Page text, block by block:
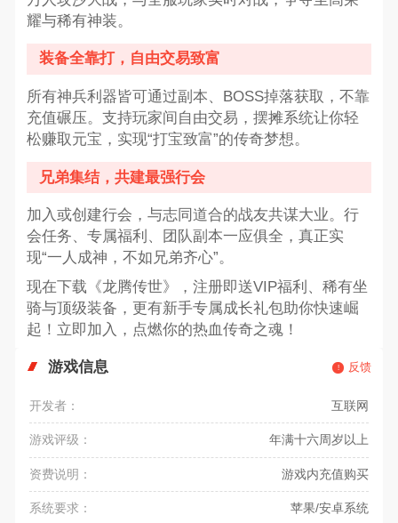
耀与稀有神装。
装备全靠打，自由交易致富
所有神兵利器皆可通过副本、BOSS掉落获取，不靠
充值碾压。支持玩家间自由交易，摆摊系统让你轻
松赚取元宝，实现“打宝致富”的传奇梦想。
兄弟集结，共建最强行会
加入或创建行会，与志同道合的战友共谋大业。行
会任务、专属福利、团队副本一应俱全，真正实
现“一人成神，不如兄弟齐心”。
现在下载《龙腾传世》，注册即送VIP福利、稀有坐
骑与顶级装备，更有新手专属成长礼包助你快速崛
起！立即加入，点燃你的热血传奇之魂！
游戏信息 反馈
开发者： 互联网
游戏评级： 年满十六周岁以上
资费说明： 游戏内充值购买
系统要求： 苹果/安卓系统